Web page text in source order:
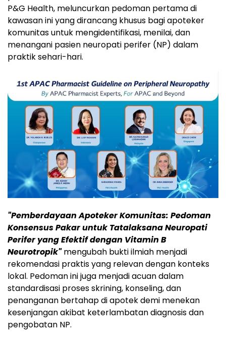
P&G Health, meluncurkan pedoman pertama di
kawasan ini yang dirancang khusus bagi apoteker
komunitas untuk mengidentifikasi, menilai, dan
menangani pasien neuropati perifer (NP) dalam
praktik sehari-hari.
"Pemberdayaan Apoteker Komunitas: Pedoman
Konsensus Pakar untuk Tatalaksana Neuropati
Perifer yang Efektif dengan Vitamin B
Neurotropik"mengubah bukti ilmiah menjadi
rekomendasi praktis yang relevan dengan konteks
lokal. Pedoman ini juga menjadi acuan dalam
standardisasi proses skrining, konseling, dan
penanganan bertahap di apotek demi menekan
kesenjangan akibat keterlambatan diagnosis dan
pengobatan NP.